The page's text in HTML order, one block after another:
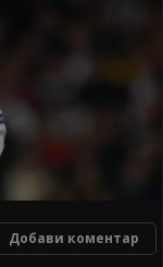
Добави коментар